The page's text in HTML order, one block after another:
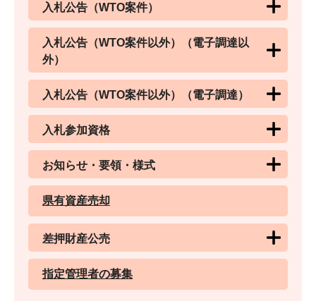
入札公告（WTO案件）
入札公告（WTO案件以外）（電子調達以
外）
入札公告（WTO案件以外）（電子調達）
入札参加資格
お知らせ・要領・様式
県有資産売却
差押財産公売
指定管理者の募集